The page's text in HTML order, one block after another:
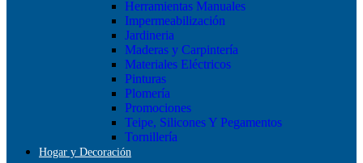
Herramientas Manuales
Impermeabilización
Jardineria
Maderas y Carpintería
Materiales Eléctricos
Pinturas
Plomería
Promociones
Teipe, Silicones Y Pegamentos
Tornillería
Hogar y Decoración